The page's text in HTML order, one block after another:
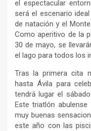
el espectacular
será el escenario
de natación y el
Como aperitivo de la
30 de mayo, se
el lago para todos los
Tras la primera cita
hasta Ávila para
tendrá lugar el
Este triatlón
muy buenas
este año con las